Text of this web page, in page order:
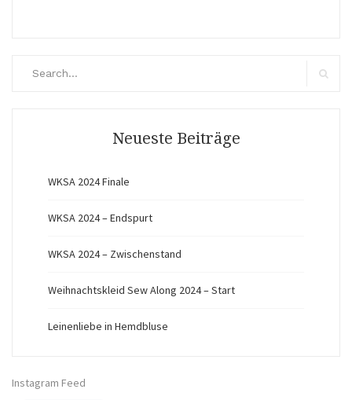
Neueste Beiträge
WKSA 2024 Finale
WKSA 2024 – Endspurt
WKSA 2024 – Zwischenstand
Weihnachtskleid Sew Along 2024 – Start
Leinenliebe in Hemdbluse
Instagram Feed